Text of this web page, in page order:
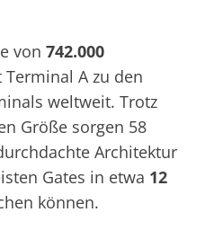
von 742.000
Terminal A zu den
weltweit. Trotz
Größe sorgen 58
Architektur
Gates in etwa 12
können.